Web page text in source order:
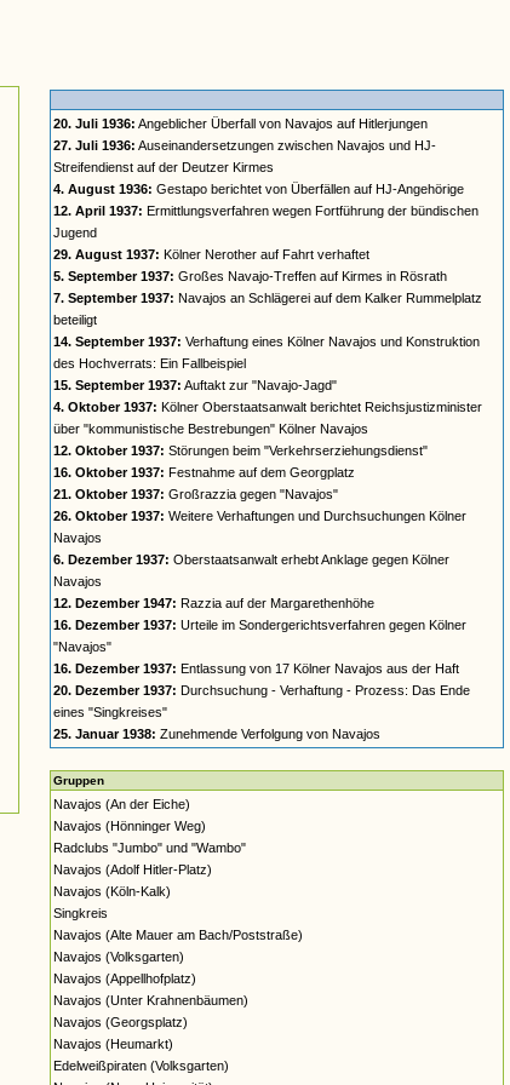
20. Juli 1936: Angeblicher Überfall von Navajos auf Hitlerjungen
27. Juli 1936: Auseinandersetzungen zwischen Navajos und HJ-
Streifendienst auf der Deutzer Kirmes
4. August 1936: Gestapo berichtet von Überfällen auf HJ-Angehörige
12. April 1937: Ermittlungsverfahren wegen Fortführung der bündischen
Jugend
29. August 1937: Kölner Nerother auf Fahrt verhaftet
5. September 1937: Großes Navajo-Treffen auf Kirmes in Rösrath
7. September 1937: Navajos an Schlägerei auf dem Kalker Rummelplatz
beteiligt
14. September 1937: Verhaftung eines Kölner Navajos und Konstruktion
des Hochverrats: Ein Fallbeispiel
15. September 1937: Auftakt zur "Navajo-Jagd"
4. Oktober 1937: Kölner Oberstaatsanwalt berichtet Reichsjustizminister
über "kommunistische Bestrebungen" Kölner Navajos
12. Oktober 1937: Störungen beim "Verkehrserziehungsdienst"
16. Oktober 1937: Festnahme auf dem Georgplatz
21. Oktober 1937: Großrazzia gegen "Navajos"
26. Oktober 1937: Weitere Verhaftungen und Durchsuchungen Kölner
Navajos
6. Dezember 1937: Oberstaatsanwalt erhebt Anklage gegen Kölner
Navajos
12. Dezember 1947: Razzia auf der Margarethenhöhe
16. Dezember 1937: Urteile im Sondergerichtsverfahren gegen Kölner
"Navajos"
16. Dezember 1937: Entlassung von 17 Kölner Navajos aus der Haft
20. Dezember 1937: Durchsuchung - Verhaftung - Prozess: Das Ende
eines "Singkreises"
25. Januar 1938: Zunehmende Verfolgung von Navajos
Gruppen
Navajos (An der Eiche)
Navajos (Hönninger Weg)
Radclubs "Jumbo" und "Wambo"
Navajos (Adolf Hitler-Platz)
Navajos (Köln-Kalk)
Singkreis
Navajos (Alte Mauer am Bach/Poststraße)
Navajos (Volksgarten)
Navajos (Appellhofplatz)
Navajos (Unter Krahnenbäumen)
Navajos (Georgsplatz)
Navajos (Heumarkt)
Edelweißpiraten (Volksgarten)